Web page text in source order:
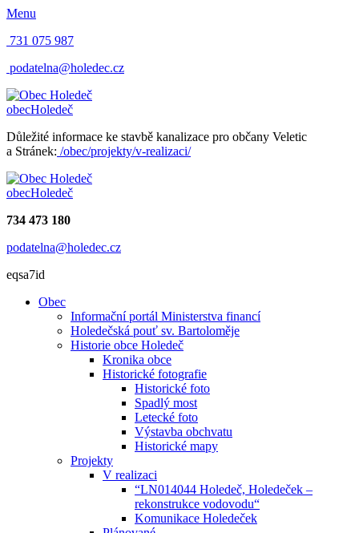
Menu
731 075 987
podatelna@holedec.cz
obecHoledeč
Důležité informace ke stavbě kanalizace pro občany Veletic
a Stránek: /obec/projekty/v-realizaci/
obecHoledeč
734 473 180
podatelna@holedec.cz
eqsa7id
Obec
Informační portál Ministerstva financí
Holedečská pouť sv. Bartoloměje
Historie obce Holedeč
Kronika obce
Historické fotografie
Historické foto
Spadlý most
Letecké foto
Výstavba obchvatu
Historické mapy
Projekty
V realizaci
“LN014044 Holedeč, Holedeček –
rekonstrukce vodovodu“
Komunikace Holedeček